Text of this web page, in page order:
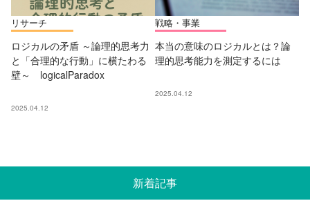
リサーチ
ロジカルの矛盾 ～論理的思考力
と「合理的な行動」に横たわる
壁～ logicalParadox
2025.04.12
戦略・事業
本当の意味のロジカルとは？論
理的思考能力を測定するには
2025.04.12
新着記事